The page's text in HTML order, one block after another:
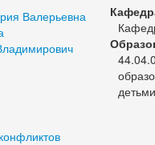
Валерьевна